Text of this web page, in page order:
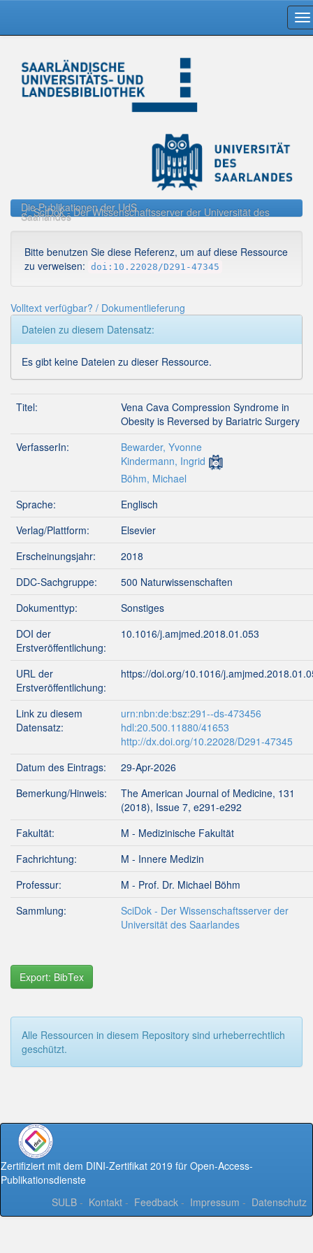
navigation
Die Publikationen der UdS
SciDok - Der Wissenschaftsserver der Universität des
Saarlandes
Bitte benutzen Sie diese Referenz, um auf diese Ressource
zu verweisen: doi:10.22028/D291-47345
Volltext verfügbar? / Dokumentlieferung
Dateien zu diesem Datensatz:
Es gibt keine Dateien zu dieser Ressource.
Titel:
Vena Cava Compression Syndrome in
Obesity is Reversed by Bariatric Surgery
VerfasserIn:
Bewarder, Yvonne
Kindermann, Ingrid
Böhm, Michael
Sprache:
Englisch
Verlag/Plattform:
Elsevier
Erscheinungsjahr:
2018
DDC-Sachgruppe:
500 Naturwissenschaften
Dokumenttyp:
Sonstiges
DOI der
Erstveröffentlichung:
10.1016/j.amjmed.2018.01.053
URL der
Erstveröffentlichung:
https://doi.org/10.1016/
Link zu diesem
Datensatz:
urn:nbn:de:bsz:291--ds-473456
hdl:20.500.11880/41653
http://dx.doi.org/10.22028/D291-47345
Datum des Eintrags:
29-Apr-2026
Bemerkung/Hinweis:
The American Journal of Medicine, 131
(2018), Issue 7, e291-e292
Fakultät:
M - Medizinische Fakultät
Fachrichtung:
M - Innere Medizin
Professur:
M - Prof. Dr. Michael Böhm
Sammlung:
SciDok - Der Wissenschaftsserver der
Universität des Saarlandes
Export: BibTex
Alle Ressourcen in diesem Repository sind urheberrechtlich
geschützt.
Zertifiziert mit dem DINI-Zertifikat 2019 für Open-Access-
Publikationsdienste
SULB - Kontakt - Feedback - Impressum - Datenschutz